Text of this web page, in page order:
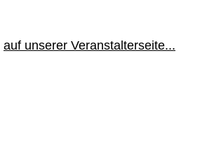
auf unserer Veranstalterseite...